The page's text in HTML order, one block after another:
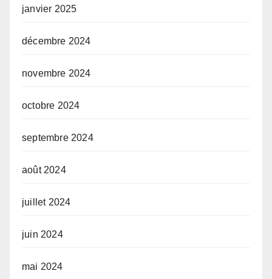
janvier 2025
décembre 2024
novembre 2024
octobre 2024
septembre 2024
août 2024
juillet 2024
juin 2024
mai 2024